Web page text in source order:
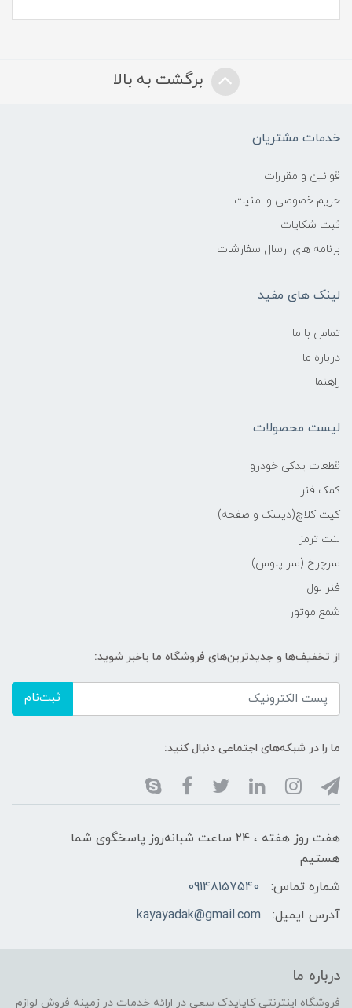
برگشت به بالا
خدمات مشتریان
قوانین و مقررات
حریم خصوصی و امنیت
ثبت شکایات
برنامه های ارسال سفارشات
لینک های مفید
تماس با ما
درباره ما
راهنما
لیست محصولات
قطعات یدکی خودرو
کمک فنر
کیت کلاچ(دیسک و صفحه)
لنت ترمز
سرچرخ (سر پلوس)
فنر لول
شمع موتور
از تخفیف‌ها و جدیدترین‌های فروشگاه ما باخبر شوید:
ثبت‌نام
ما را در شبکه‌های اجتماعی دنبال کنید:
هفت روز هفته ، ۲۴ ساعت شبانه‌روز پاسخگوی شما
هستیم
شماره تماس:
09148157540
آدرس ایمیل:
kayayadak@gmail.com
درباره ما
فروشگاه اینترنتی کایایدک سعی در ارائه خدمات در زمینه فروش لوازم